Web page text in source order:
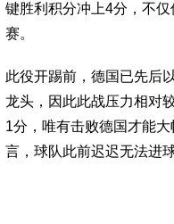
键胜利积分冲上4分，不
赛。
此役开踢前，德国已先后
龙头，因此此战压力相对
1分，唯有击败德国才能
言，球队此前迟迟无法进